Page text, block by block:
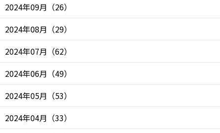
2024年09月 （26）
2024年08月 （29）
2024年07月 （62）
2024年06月 （49）
2024年05月 （53）
2024年04月 （33）